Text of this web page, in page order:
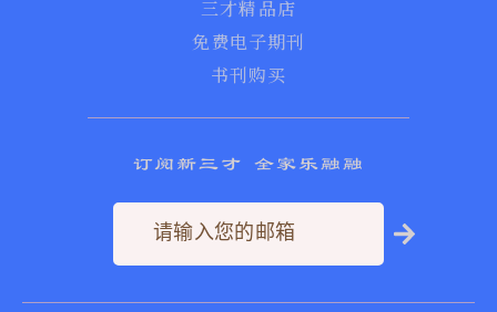
三才精品店
免费电子期刊
书刊购买
订阅新三才 全家乐融融